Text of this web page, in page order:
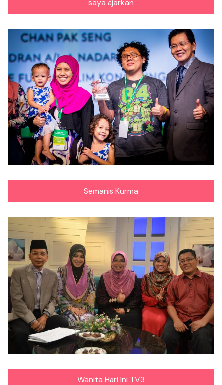
saya ajarkan
Semanis Kurma
Wanita Hari Ini TV3